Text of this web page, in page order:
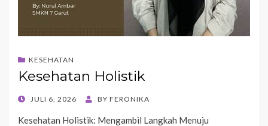
KESEHATAN
Kesehatan Holistik
POSTEDJULI 6, 2026 BY FERONIKA
Kesehatan Holistik: Mengambil Langkah Menuju